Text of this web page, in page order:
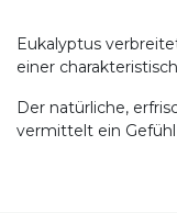
Eukalyptus
einer
Der natürliche,
vermittelt ein